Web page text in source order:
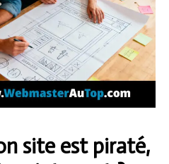
site est piraté,